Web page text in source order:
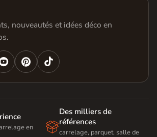
nouveautés et idées déco en

en

Des milliers de
références
carrelage, parquet, salle de